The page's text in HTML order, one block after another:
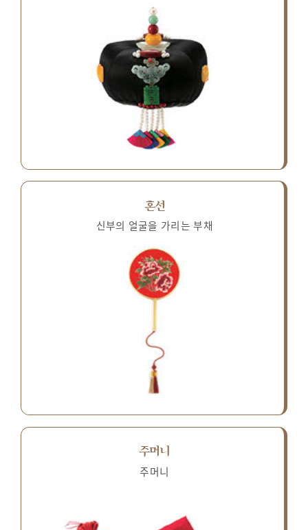
혼선
신부의 얼굴을 가리는 부채
주머니
주머니